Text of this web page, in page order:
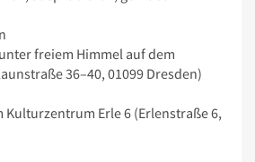
freiem Himmel auf dem
36–40, 01099 Dresden)
Erle 6 (Erlenstraße 6,